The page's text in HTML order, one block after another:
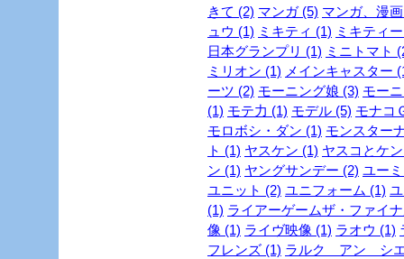
きて (2) マンガ (5) マンガ、漫
ュウ (1) ミキティ (1) ミキティ
日本グランプリ (1) ミニトマト
ミリオン (1) メインキャスター
ーツ (2) モーニング娘 (3) モー
(1) モテ力 (1) モデル (5) モナコ
モロボシ・ダン (1) モンスター
ト (1) ヤスケン (1) ヤスコとケ
ン (1) ヤングサンデー (2) ユー
ユニット (2) ユニフォーム (1)
(1) ライアーゲームザ・ファイ
像 (1) ライヴ映像 (1) ラオウ (1)
フレンズ (1) ラルク アン シ